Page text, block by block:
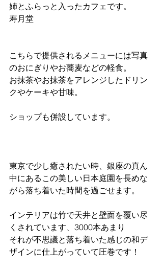
姉とふらっと入ったカフェです。
寿月堂
こちらで提供されるメニューには写真
のおにぎりやお蕎麦などの軽食。
お抹茶やお抹茶をアレンジしたドリン
クやケーキや甘味。
ショップも併設しています。
東京で少し癒されたい時、銀座の真ん
中にあるこの美しい日本庭園を長めな
がら落ち着いた時間を過ごせます。
インテリアは竹で天井と壁面を覆い尽
くされています、3000本あまり
それが不思議と落ち着いた感じの和デ
ザインに仕上がっていて圧巻です！